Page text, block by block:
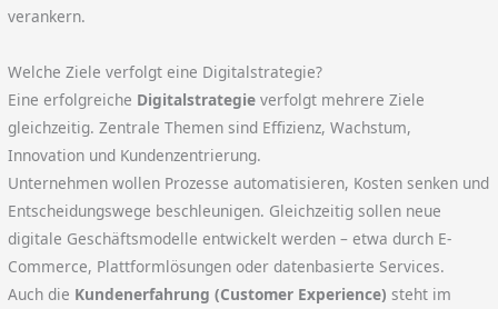
verankern.
Welche Ziele verfolgt eine Digitalstrategie?
Eine erfolgreiche Digitalstrategie verfolgt mehrere Ziele
gleichzeitig. Zentrale Themen sind Effizienz, Wachstum,
Innovation und Kundenzentrierung.
Unternehmen wollen Prozesse automatisieren, Kosten senken und
Entscheidungswege beschleunigen. Gleichzeitig sollen neue
digitale Geschäftsmodelle entwickelt werden – etwa durch E-
Commerce, Plattformlösungen oder datenbasierte Services.
Auch die Kundenerfahrung (Customer Experience) steht im